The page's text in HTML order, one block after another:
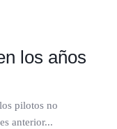
los años
pilotos no
anterior...